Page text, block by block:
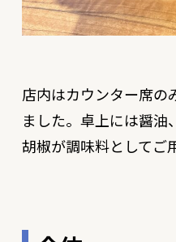
店内はカウンター席の
ました。卓上には醤油
胡椒が調味料としてご